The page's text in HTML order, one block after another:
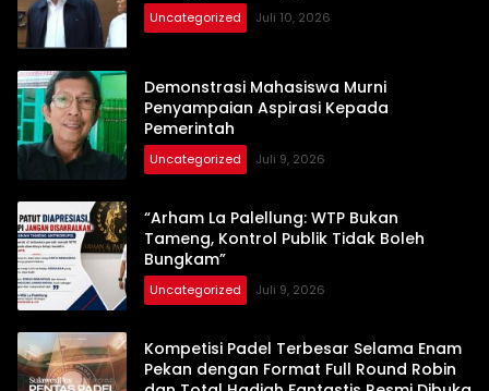
Uncategorized Juli 10, 2026
Demonstrasi Mahasiswa Murni
Penyampaian Aspirasi Kepada
Pemerintah
Uncategorized Juli 9, 2026
“Arham La Palellung: WTP Bukan
Tameng, Kontrol Publik Tidak Boleh
Bungkam”
Uncategorized Juli 9, 2026
Kompetisi Padel Terbesar Selama Enam
Pekan dengan Format Full Round Robin